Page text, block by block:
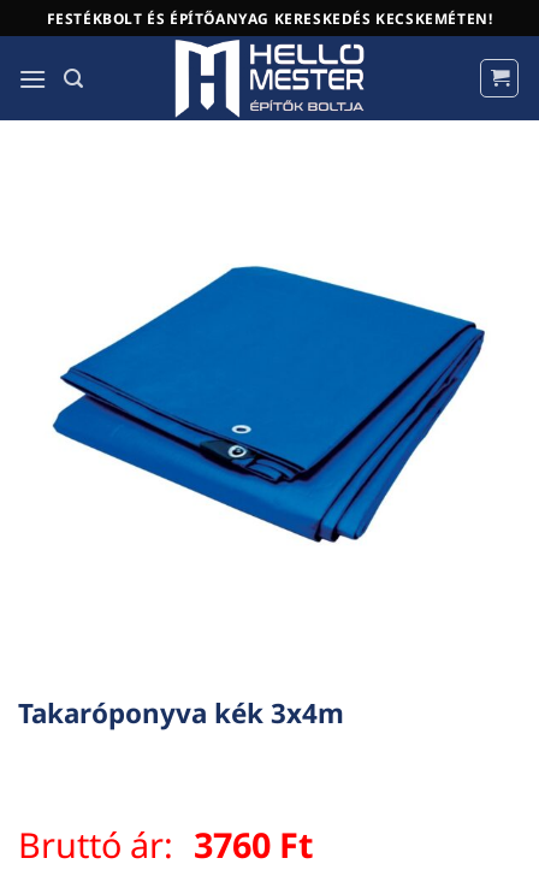
to
content
FESTÉKBOLT ÉS ÉPÍTŐANYAG KERESKEDÉS KECSKEMÉTEN!
Takaróponyva kék 3x4m
Bruttó ár: 3760 Ft